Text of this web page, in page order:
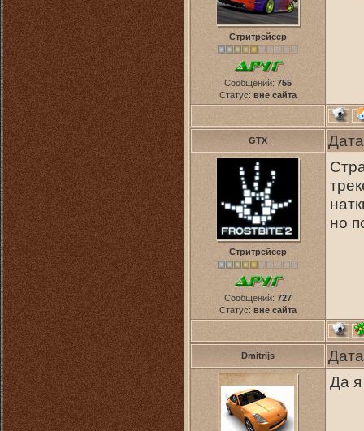
Стритрейсер
Сообщений: 755
Статус: вне сайта
GTX
Стритрейсер
Сообщений: 727
Статус: вне сайта
но
Dmitrijs
Да